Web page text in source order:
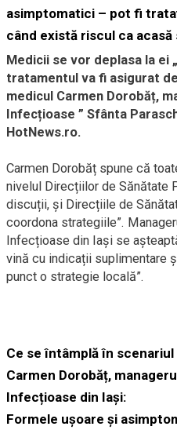
asimptomatici – pot fi
când există riscul ca
Medicii se vor deplasa la ei
tratamentul va fi asigurat
medicul Carmen Dorobăț,
Infecțioase ” Sfânta
HotNews.ro.
Carmen Dorobăț spune că
nivelul Direcțiilor de Sănătate
discuții, și Direcțiile de
coordona strategiile”.
Infecțioase din Iași se
vină cu indicații suplimentare
punct o strategie locală”.
Ce se întâmplă în
Carmen Dorobăț,
Infecțioase din Iași:
Formele ușoare și